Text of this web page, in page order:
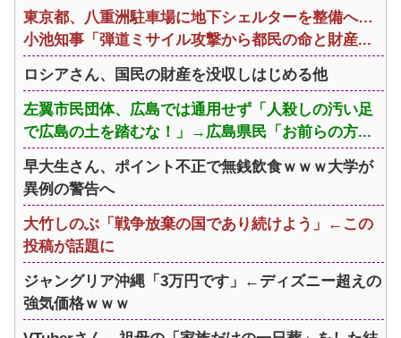
東京都、八重洲駐車場に地下シェルターを整備へ…
小池知事「弾道ミサイル攻撃から都民の命と財産...
ロシアさん、国民の財産を没収しはじめる他
左翼市民団体、広島では通用せず「人殺しの汚い足
で広島の土を踏むな！」→広島県民「お前らの方...
早大生さん、ポイント不正で無銭飲食ｗｗｗ大学が
異例の警告へ
大竹しのぶ「戦争放棄の国であり続けよう」←この
投稿が話題に
ジャングリア沖縄「3万円です」←ディズニー超えの
強気価格ｗｗｗ